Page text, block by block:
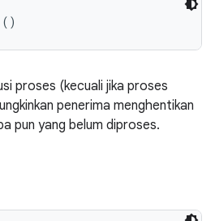
()
proses (kecuali jika proses
penerima menghentikan
pun yang belum diproses.